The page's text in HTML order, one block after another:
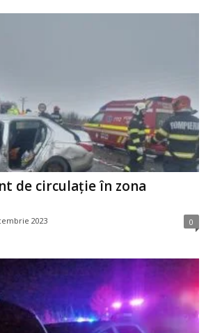
de circulație în zona
2023 0